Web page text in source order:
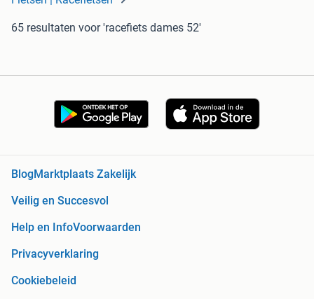
65 resultaten voor 'racefiets dames 52'
BlogMarktplaats Zakelijk
Veilig en Succesvol
Help en InfoVoorwaarden
Privacyverklaring
Cookiebeleid